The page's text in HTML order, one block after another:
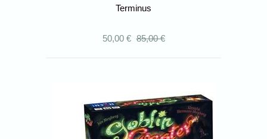
Terminus
50,00 € 85,00 €